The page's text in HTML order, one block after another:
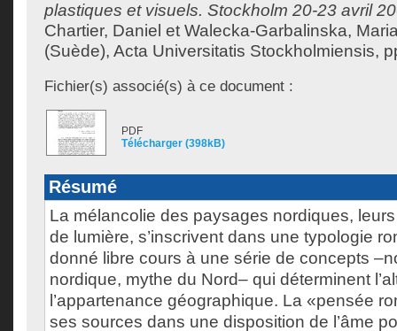
plastiques et visuels. Stockholm 20-23 avril
Chartier, Daniel et Walecka-Garbalinska,
(Suède), Acta Universitatis Stockholmiensis,
Fichier(s) associé(s) à ce document :
PDF
Télécharger (398kB)
Résumé
La mélancolie des paysages nordiques,
de lumière, s’inscrivent dans une typologie
donné libre cours à une série de concepts
nordique, mythe du Nord– qui déterminent
l’appartenance géographique. La «pensée
ses sources dans une disposition de l’âme